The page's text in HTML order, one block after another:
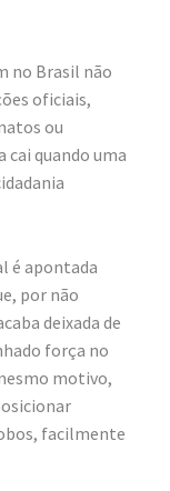
no Brasil não
oficiais,
ou
quando uma
é apontada
por não
deixada de
força no
motivo,
facilmente